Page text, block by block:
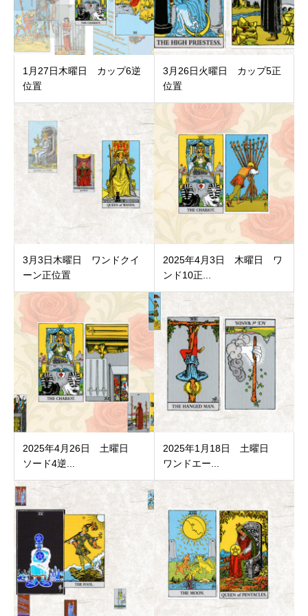
1月27日木曜日 カップ6逆
位置
3月26日火曜日 カップ5正
位置
3月3日木曜日 ワンドクイ
ーン正位置
2025年4月3日 木曜日 ワ
ンド10正...
2025年4月26日 土曜日
ソード4逆...
2025年1月18日 土曜日
ワンドエー...